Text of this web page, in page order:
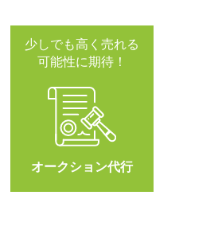
少しでも高く売れる
可能性に期待！
オークション代行